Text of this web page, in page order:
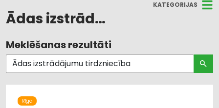
KATEGORIJAS
Ādas izstrādājumu tirdzniecība
Visas nozares
Apgaismes tehnikas tirdzniecība
Meklēšanas rezultāti
Rīga